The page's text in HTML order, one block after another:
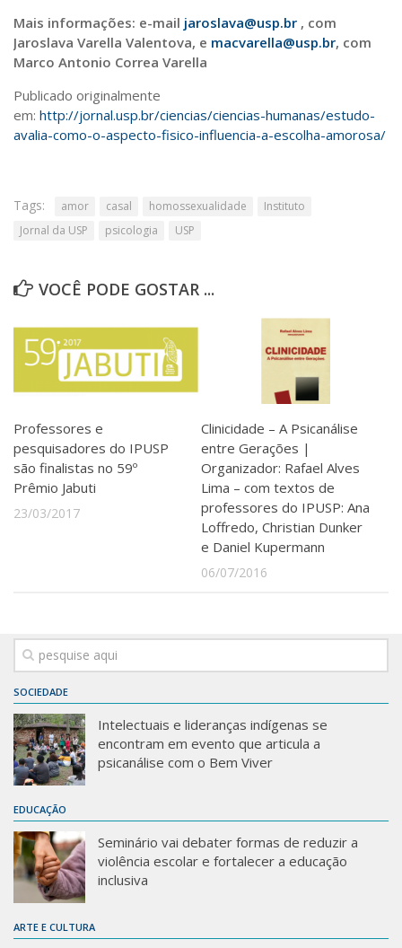
Mais informações: e-mail jaroslava@usp.br , com
Jaroslava Varella Valentova, e macvarella@usp.br, com
Marco Antonio Correa Varella
Publicado originalmente
em: http://jornal.usp.br/ciencias/ciencias-humanas/estudo-
avalia-como-o-aspecto-fisico-influencia-a-escolha-amorosa/
Tags: amor casal homossexualidade
Instituto
Jornal da USP
psicologia USP
VOCÊ PODE GOSTAR ...
Professores e
pesquisadores do IPUSP
são finalistas no 59º
Prêmio Jabuti
23/03/2017
Clinicidade – A Psicanálise
entre Gerações |
Organizador: Rafael Alves
Lima – com textos de
professores do IPUSP: Ana
Loffredo, Christian Dunker
e Daniel Kupermann
06/07/2016
SOCIEDADE
Intelectuais e lideranças indígenas se
encontram em evento que articula a
psicanálise com o Bem Viver
EDUCAÇÃO
Seminário vai debater formas de reduzir a
violência escolar e fortalecer a educação
inclusiva
ARTE E CULTURA